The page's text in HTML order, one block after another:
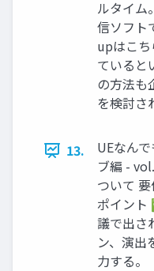
ルタイム
信ソフト
upはこ
ていると
の方法も
を検討さ
13.
UEなん
ブ編 -
ついて
ポイント
議で出さ
ン、演出
力する。